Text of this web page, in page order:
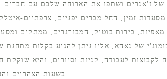
של ז'אנרים ושתפו את הארוחה שלכם עם חברים
זמין, החל מברים יפניים, צרפתיים-
מאפיות, בירות בוטיק, המבורגרים, ממתקים
של נאהא, אליו ניתן להגיע בקלות מתחנת
לעבודה, קניות וסיורים, והיא שוקקת
בשעות הצהריים והערב.